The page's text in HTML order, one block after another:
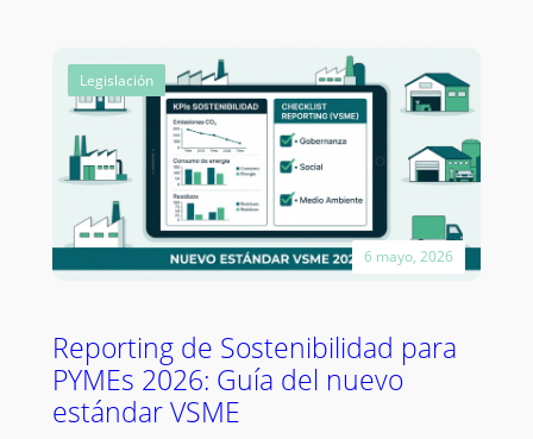
datos
ESG
en
2026:
Por
qué
auditar
el
origen
es
la
clave
del
Legislación
6 mayo, 2026
Reporting de Sostenibilidad para
PYMEs 2026: Guía del nuevo
estándar VSME